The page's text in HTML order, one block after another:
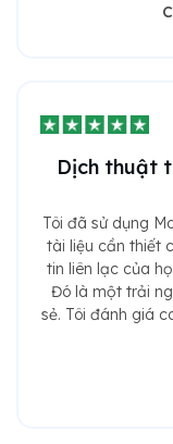
Dịch thuật
Tôi đã sử dụng
tài liệu cần thiết
tin liên lạc của
Đó là một trải
sẻ. Tôi đánh giá